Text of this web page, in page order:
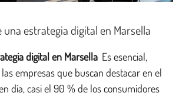
estrategia digital en Marsella
digital en Marsella Es esencial,
empresas que buscan destacar en el
día, casi el 90 % de los consumidores